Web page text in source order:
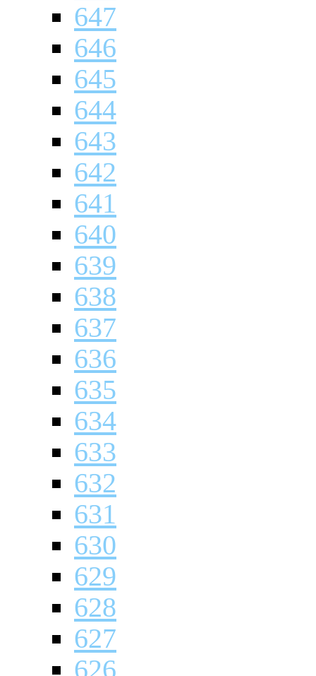
647
646
645
644
643
642
641
640
639
638
637
636
635
634
633
632
631
630
629
628
627
626